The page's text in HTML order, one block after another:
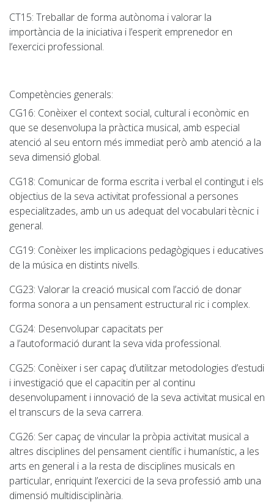
CT15: Treballar de forma autònoma i valorar la
importància de la iniciativa i l’esperit emprenedor en
l’exercici professional.
Competències generals:
CG16: Conèixer el context social, cultural i econòmic en
que se desenvolupa la pràctica musical, amb especial
atenció al seu entorn més immediat però amb atenció a la
seva dimensió global.
CG18: Comunicar de forma escrita i verbal el contingut i els
objectius de la seva activitat professional a persones
especialitzades, amb un us adequat del vocabulari tècnic i
general.
CG19: Conèixer les implicacions pedagògiques i educatives
de la música en distints nivells.
CG23: Valorar la creació musical com l’acció de donar
forma sonora a un pensament estructural ric i complex.
CG24: Desenvolupar capacitats per
a l’autoformació durant la seva vida professional.
CG25: Conèixer i ser capaç d’utilitzar metodologies d’estudi
i investigació que el capacitin per al continu
desenvolupament i innovació de la seva activitat musical en
el transcurs de la seva carrera.
CG26: Ser capaç de vincular la pròpia activitat musical a
altres disciplines del pensament científic i humanístic, a les
arts en general i a la resta de disciplines musicals en
particular, enriquint l’exercici de la seva professió amb una
dimensió multidisciplinària.